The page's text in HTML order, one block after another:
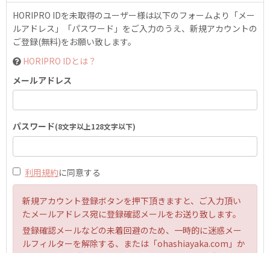
HORIPRO IDを未取得のユーザー様は以下のフォームより「メー
ルアドレス」「パスワード」をご入力のうえ、新規アカウントの
ご登録(無料)をお願い致します。
HORIPRO IDとは？
メールアドレス
パスワード(8文字以上128文字以下)
利用規約に同意する
新規アカウント登録ボタンを押下頂きますと、ご入力頂い
たメールアドレス宛に登録確認メールをお送り致します。
登録確認メールなどの未着回避のため、一時的に迷惑メー
ルフィルターを解除する、または「ohashiayaka.com」か